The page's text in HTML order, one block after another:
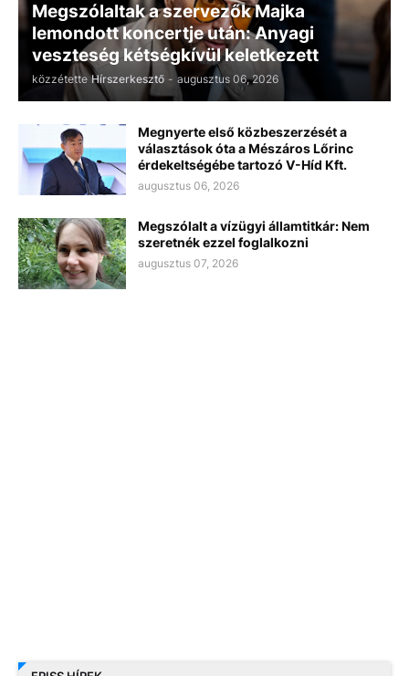
Megszólaltak a szervezők Majka
lemondott koncertje után: Anyagi
veszteség kétségkívül keletkezett
közzétette Hírszerkesztő - augusztus 06, 2026
Megnyerte első közbeszerzését a
választások óta a Mészáros Lőrinc
érdekeltségébe tartozó V-Híd Kft.
augusztus 06, 2026
Megszólalt a vízügyi államtitkár: Nem
szeretnék ezzel foglalkozni
augusztus 07, 2026